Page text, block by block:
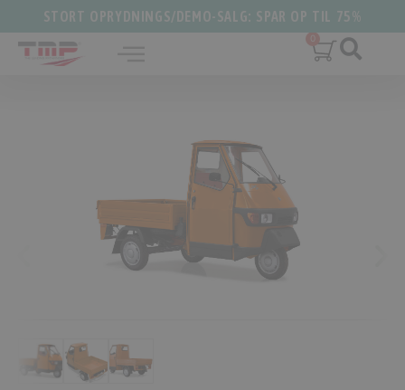
STORT OPRYDNINGS/DEMO-SALG: SPAR OP TIL 75%